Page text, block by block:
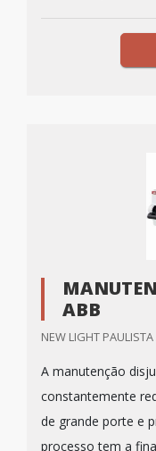
ABB
NEW LIGHT
A manutenção
constantemente
de grande porte e
processo tem a